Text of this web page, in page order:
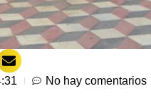
No hay comentarios